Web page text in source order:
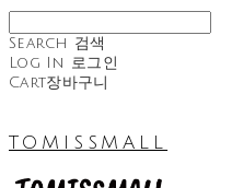
Search 검색
Log In 로그인
Cart장바구니
TOMISSMALL